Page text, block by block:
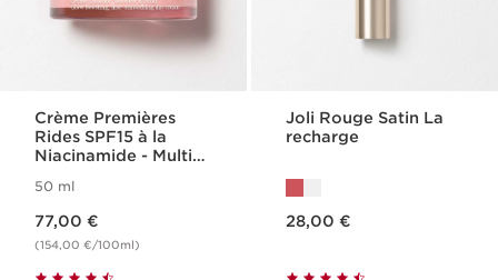
Crème Premières
Rides SPF15 à la
Niacinamide - Multi-
50 ml
77,00 €
(154,00 €/100ml)
Joli Rouge Satin La
recharge
28,00 €